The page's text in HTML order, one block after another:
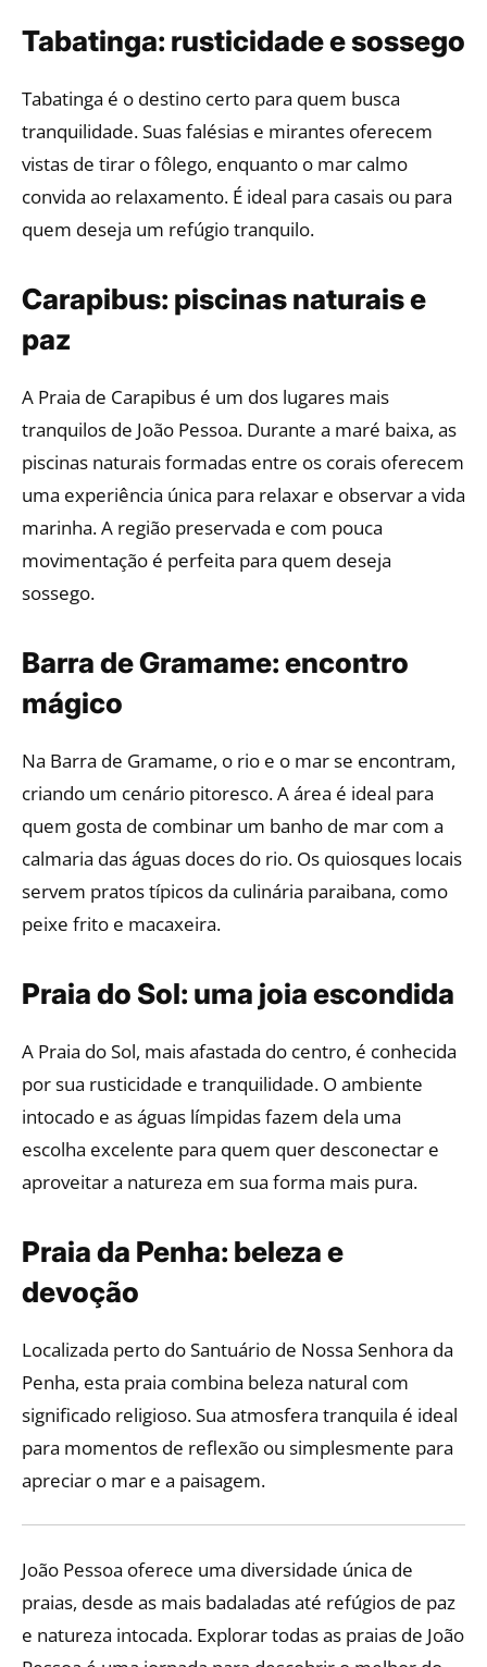
Tabatinga: rusticidade e sossego
Tabatinga é o destino certo para quem busca
tranquilidade. Suas falésias e mirantes oferecem
vistas de tirar o fôlego, enquanto o mar calmo
convida ao relaxamento. É ideal para casais ou para
quem deseja um refúgio tranquilo.
Carapibus: piscinas naturais e
paz
A Praia de Carapibus é um dos lugares mais
tranquilos de João Pessoa. Durante a maré baixa, as
piscinas naturais formadas entre os corais oferecem
uma experiência única para relaxar e observar a vida
marinha. A região preservada e com pouca
movimentação é perfeita para quem deseja
sossego.
Barra de Gramame: encontro
mágico
Na Barra de Gramame, o rio e o mar se encontram,
criando um cenário pitoresco. A área é ideal para
quem gosta de combinar um banho de mar com a
calmaria das águas doces do rio. Os quiosques locais
servem pratos típicos da culinária paraibana, como
peixe frito e macaxeira.
Praia do Sol: uma joia escondida
A Praia do Sol, mais afastada do centro, é conhecida
por sua rusticidade e tranquilidade. O ambiente
intocado e as águas límpidas fazem dela uma
escolha excelente para quem quer desconectar e
aproveitar a natureza em sua forma mais pura.
Praia da Penha: beleza e
devoção
Localizada perto do Santuário de Nossa Senhora da
Penha, esta praia combina beleza natural com
significado religioso. Sua atmosfera tranquila é ideal
para momentos de reflexão ou simplesmente para
apreciar o mar e a paisagem.
João Pessoa oferece uma diversidade única de
praias, desde as mais badaladas até refúgios de paz
e natureza intocada. Explorar todas as praias de João